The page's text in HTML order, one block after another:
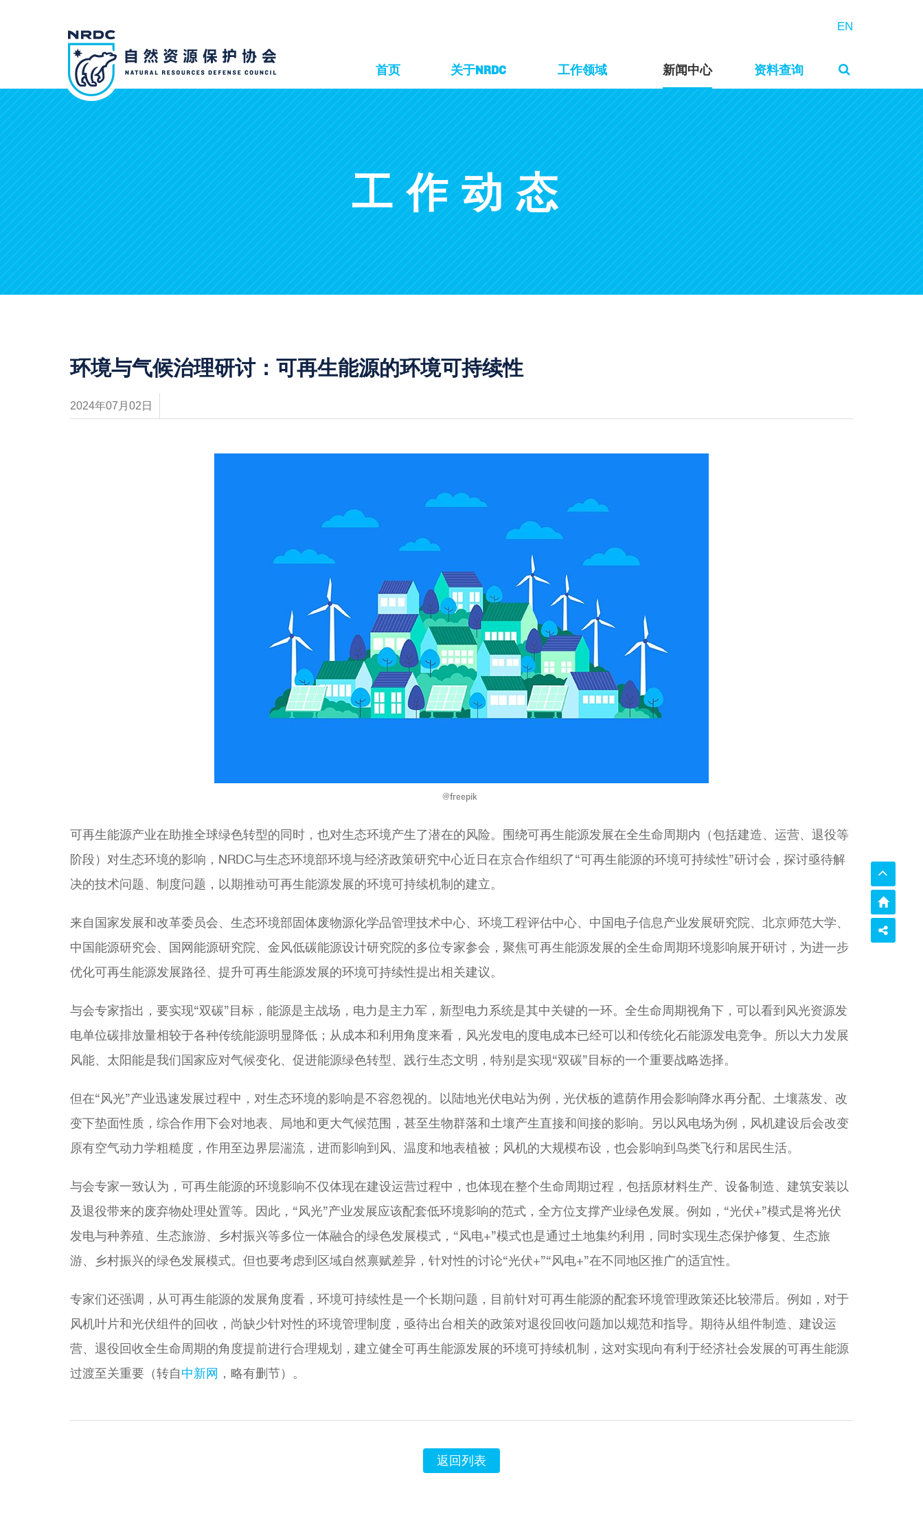
EN
首页 关于NRDC 工作领域 新闻中心 资料查询
工作动态
环境与气候治理研讨：可再生能源的环境可持续性
2024年07月02日
@freepik
可再生能源产业在助推全球绿色转型的同时，也对生态环境产生了潜在的风险。围绕可再生能源发展在全生命周期内（包括建造、运营、退役等
阶段）对生态环境的影响，NRDC与生态环境部环境与经济政策研究中心近日在京合作组织了“可再生能源的环境可持续性”研讨会，探讨亟待解
决的技术问题、制度问题，以期推动可再生能源发展的环境可持续机制的建立。
来自国家发展和改革委员会、生态环境部固体废物源化学品管理技术中心、环境工程评估中心、中国电子信息产业发展研究院、北京师范大学、
中国能源研究会、国网能源研究院、金风低碳能源设计研究院的多位专家参会，聚焦可再生能源发展的全生命周期环境影响展开研讨，为进一步
优化可再生能源发展路径、提升可再生能源发展的环境可持续性提出相关建议。
与会专家指出，要实现“双碳”目标，能源是主战场，电力是主力军，新型电力系统是其中关键的一环。全生命周期视角下，可以看到风光资源发
电单位碳排放量相较于各种传统能源明显降低；从成本和利用角度来看，风光发电的度电成本已经可以和传统化石能源发电竞争。所以大力发展
风能、太阳能是我们国家应对气候变化、促进能源绿色转型、践行生态文明，特别是实现“双碳”目标的一个重要战略选择。
但在“风光”产业迅速发展过程中，对生态环境的影响是不容忽视的。以陆地光伏电站为例，光伏板的遮荫作用会影响降水再分配、土壤蒸发、改
变下垫面性质，综合作用下会对地表、局地和更大气候范围，甚至生物群落和土壤产生直接和间接的影响。另以风电场为例，风机建设后会改变
原有空气动力学粗糙度，作用至边界层湍流，进而影响到风、温度和地表植被；风机的大规模布设，也会影响到鸟类飞行和居民生活。
与会专家一致认为，可再生能源的环境影响不仅体现在建设运营过程中，也体现在整个生命周期过程，包括原材料生产、设备制造、建筑安装以
及退役带来的废弃物处理处置等。因此，“风光”产业发展应该配套低环境影响的范式，全方位支撑产业绿色发展。例如，“光伏+”模式是将光伏
发电与种养殖、生态旅游、乡村振兴等多位一体融合的绿色发展模式，“风电+”模式也是通过土地集约利用，同时实现生态保护修复、生态旅
游、乡村振兴的绿色发展模式。但也要考虑到区域自然禀赋差异，针对性的讨论“光伏+”“风电+”在不同地区推广的适宜性。
专家们还强调，从可再生能源的发展角度看，环境可持续性是一个长期问题，目前针对可再生能源的配套环境管理政策还比较滞后。例如，对于
风机叶片和光伏组件的回收，尚缺少针对性的环境管理制度，亟待出台相关的政策对退役回收问题加以规范和指导。期待从组件制造、建设运
营、退役回收全生命周期的角度提前进行合理规划，建立健全可再生能源发展的环境可持续机制，这对实现向有利于经济社会发展的可再生能源
过渡至关重要（转自中新网 ，略有删节）。
返回列表